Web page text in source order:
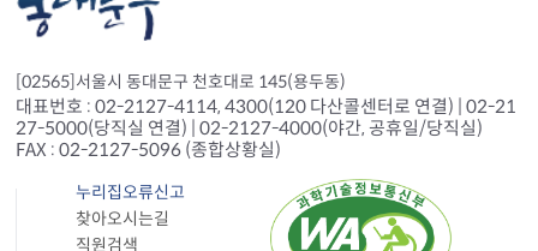
[02565]서울시 동대문구 천호대로 145(용두동)
대표번호 : 02-2127-4114, 4300(120 다산콜센터로 연결) | 02-21
27-5000(당직실 연결) | 02-2127-4000(야간, 공휴일/당직실)
FAX : 02-2127-5096 (종합상황실)
누리집오류신고
찾아오시는길
직원검색